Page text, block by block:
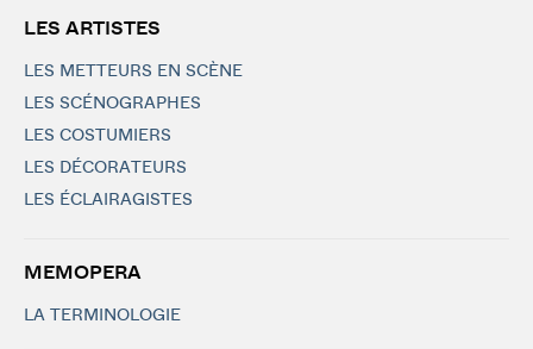
LES ARTISTES
LES METTEURS EN SCÈNE
LES SCÉNOGRAPHES
LES COSTUMIERS
LES DÉCORATEURS
LES ÉCLAIRAGISTES
MEMOPERA
LA TERMINOLOGIE